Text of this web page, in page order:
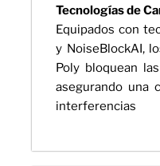
Tecnologías de
Equipados con
y NoiseBlockAI,
Poly bloquean
asegurando una
interferencias